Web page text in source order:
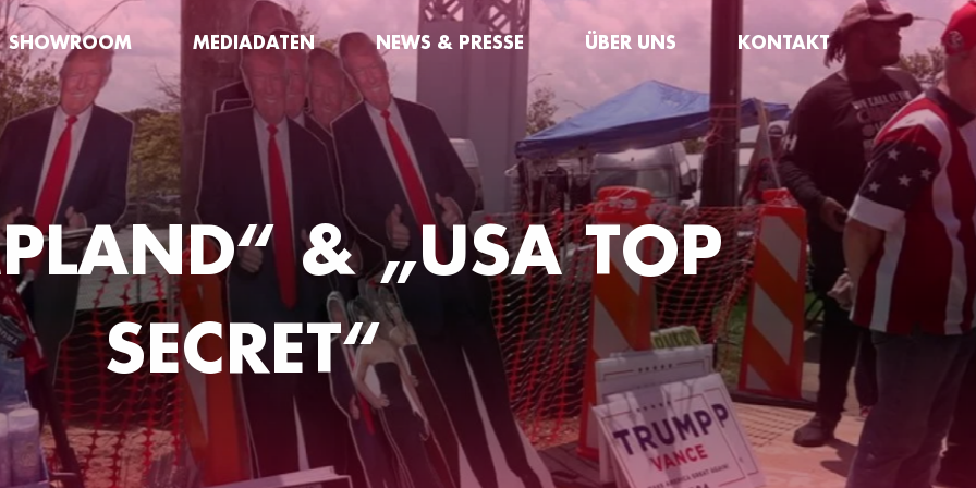
SHOWROOM MEDIADATEN NEWS & PRESSE ÜBER UNS KONTAKT
& „USA TOP
SECRET“